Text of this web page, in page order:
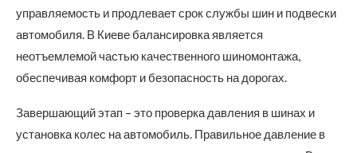
управляемость и продлевает срок службы шин и подвески
автомобиля. В Киеве балансировка является
неотъемлемой частью качественного шиномонтажа,
обеспечивая комфорт и безопасность на дорогах.
Завершающий этап – это проверка давления в шинах и
установка колес на автомобиль. Правильное давление в